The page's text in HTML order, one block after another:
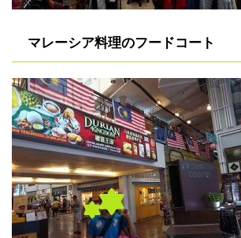
マレーシア料理のフードコート